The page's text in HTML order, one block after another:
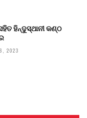
ହିନ୍ଦୁସ୍ଥାନୀ କଣ୍ଠ
2023